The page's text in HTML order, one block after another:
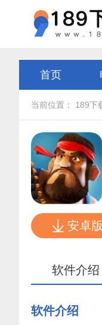
首页
当前位置： 189下
安卓
软件介绍
软件介绍